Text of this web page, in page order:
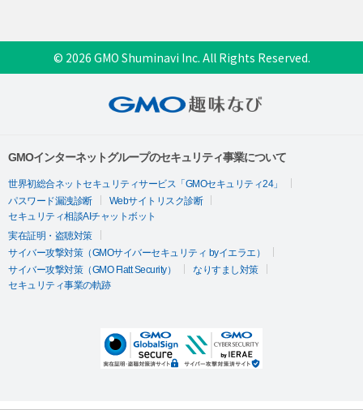
© 2026 GMO Shuminavi Inc. All Rights Reserved.